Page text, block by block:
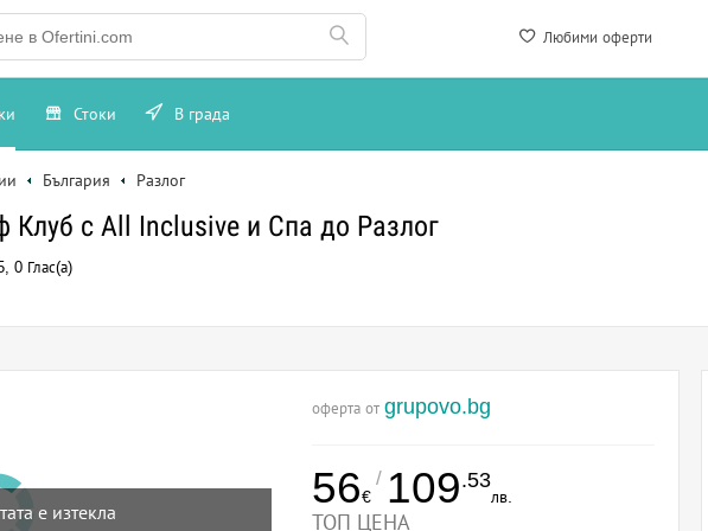
Любими оферти
Стоки В града
България Разлог
Клуб с All Inclusive и Спа до Разлог
, 0 Глас(а)
е изтекла
оферта от grupovo.bg
56€
/ 109.53
лв.
ТОП ЦЕНА